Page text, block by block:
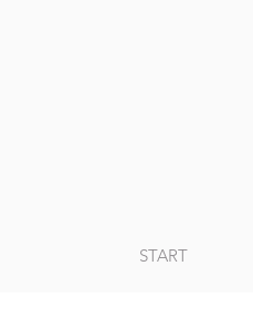
START